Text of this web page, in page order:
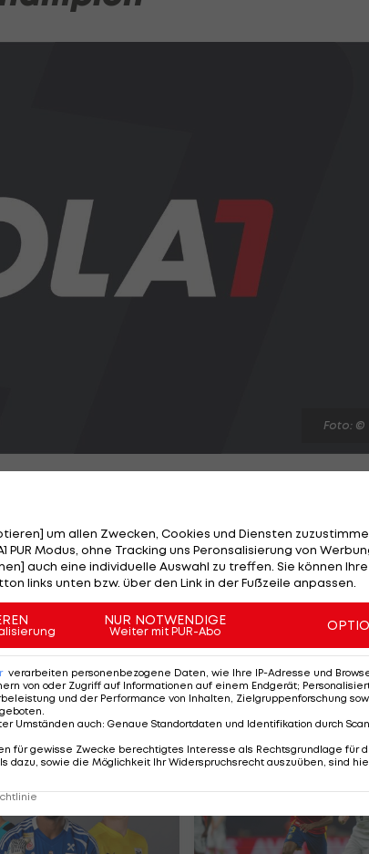
Foto: ©
über eine interessante Auslosung zur CEV
Pool B auf Titelverteidiger Zenit Kazan aus
wo mit Thomas Zass der
Knack Roeselare aus Belgien. "Wir können
gegeben", kommentiert ein zufriedener
um allen Zwecken, Cookies und Diensten
PUR Modus, ohne Tracking uns Peronsalisierung von
auch eine individuelle Auswahl zu treffen. Sie können
links unten bzw. über den Link in der Fußzeile anpassen.
NUR NOTWENDIGE
Weiter mit PUR-Abo
verarbeiten personenbezogene Daten, wie Ihre IP-Adresse und
von oder Zugriff auf Informationen auf einem Endgerät;
und der Performance von Inhalten, Zielgruppenforschung
Umständen auch: Genaue Standortdaten und Identifikation durch
für gewisse Zwecke berechtigtes Interesse als Rechtsgrundlage für
dazu, sowie die Möglichkeit Ihr Widerspruchsrecht auszuüben, sind